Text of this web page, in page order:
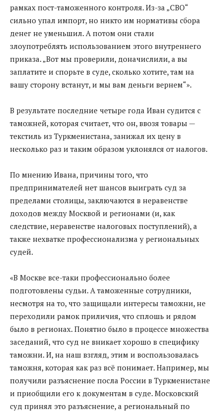
рамках пост-таможенного контроля. Из-за „СВО“
сильно упал импорт, но никто им нормативы сбора
денег не уменьшил. А потом они стали
злоупотреблять использованием этого внутреннего
приказа. „Вот мы проверили, доначислили, а вы
заплатите и спорьте в суде, сколько хотите, там на
вашу сторону встанут, и мы вам деньги вернем“».
В результате последние четыре года Иван судится с
таможней, которая считает, что он, ввозя товары —
текстиль из Туркменистана, занижал их цену в
несколько раз и таким образом уклонялся от налогов.
По мнению Ивана, причины того, что
предпринимателей нет шансов выиграть суд за
пределами столицы, заключаются в неравенстве
доходов между Москвой и регионами (и, как
следствие, неравенстве налоговых поступлений), а
также нехватке профессионализма у региональных
судей.
«В Москве все-таки профессионально более
подготовлены судьи. А таможенные сотрудники,
несмотря на то, что защищали интересы таможни, не
переходили рамок приличия, что сплошь и рядом
было в регионах. Понятно было в процессе множества
заседаний, что суд не вникает хорошо в специфику
таможни. И, на наш взгляд, этим и воспользовалась
таможня, которая как раз всё понимает. Например, мы
получили разъяснение посла России в Туркменистане
и приобщили его к документам в суде. Московский
суд принял это разъяснение, а региональный по